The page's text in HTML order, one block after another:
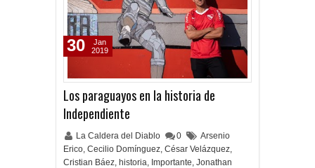
Los paraguayos en la historia de
Independiente
La Caldera del Diablo 0
Arsenio
Erico, Cecilio Domínguez, César Velázquez,
Cristian Báez, historia, Importante, Jonathan
30
Jan
2019